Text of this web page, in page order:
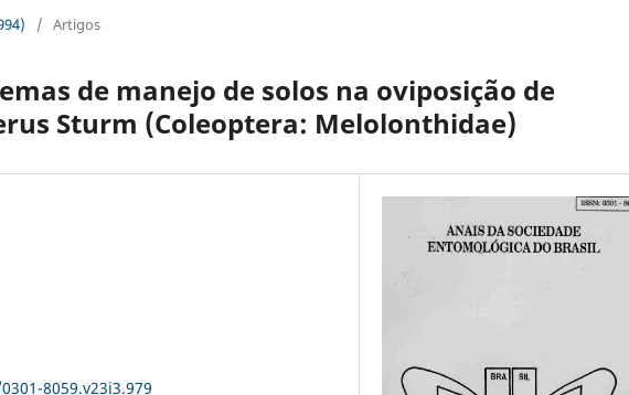
/ Artigos
de manejo de solos na oviposição de
Sturm (Coleoptera: Melolonthidae)
8059.v23i3.979